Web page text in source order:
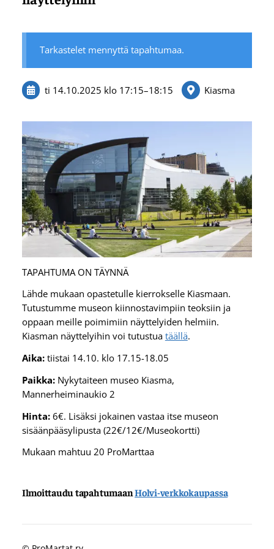
Tarkastelet mennyttä tapahtumaa.
ti 14.10.2025 klo 17:15–18:15 Kiasma
TAPAHTUMA ON TÄYNNÄ
Lähde mukaan opastetulle kierrokselle Kiasmaan.
Tutustumme museon kiinnostavimpiin teoksiin ja
oppaan meille poimimiin näyttelyiden helmiin.
Kiasman näyttelyihin voi tutustua täällä.
Aika:tiistai 14.10. klo 17.15-18.05
Paikka: Nykytaiteen museo Kiasma,
Mannerheiminaukio 2
Hinta:6€. Lisäksi jokainen vastaa itse museon
sisäänpääsylipusta (22€/12€/Museokortti)
Mukaan mahtuu 20 ProMarttaa
Ilmoittaudu tapahtumaanHolvi-verkkokaupassa